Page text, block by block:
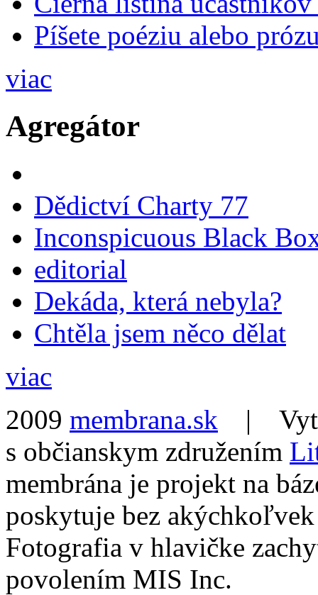
Píšete poéziu alebo
viac
Agregátor
Dědictví Charty 77
Inconspicuous Black
editorial
Dekáda, která nebyla?
Chtěla jsem něco dělat
viac
2009 membrana.sk |
s občianskym združením
membrána je projekt na
poskytuje bez
Fotografia v hlavičke
povolením MIS Inc.